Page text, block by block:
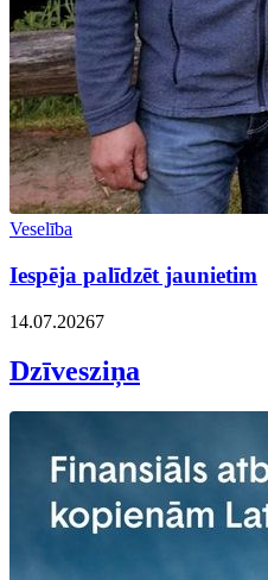
Veselība
Iespēja palīdzēt jaunietim
14.07.20267
Dzīvesziņa